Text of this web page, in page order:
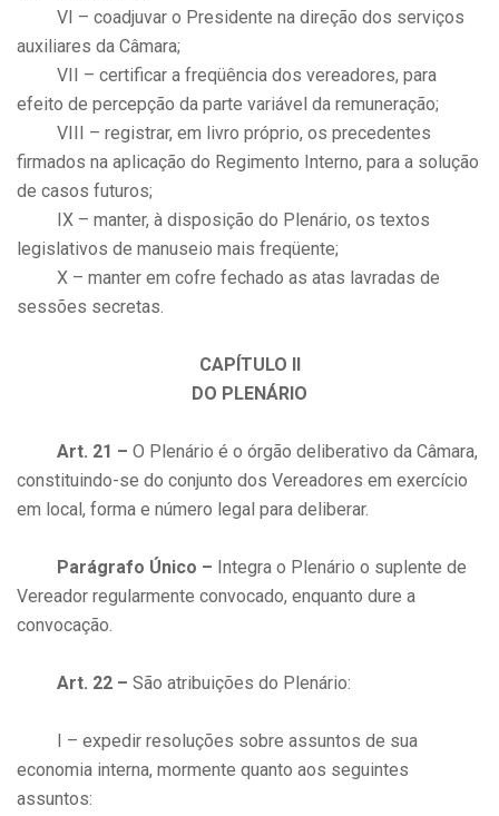
VI – coadjuvar o Presidente na direção dos serviços
auxiliares da Câmara;
VII – certificar a freqüência dos vereadores, para
efeito de percepção da parte variável da remuneração;
VIII – registrar, em livro próprio, os precedentes
firmados na aplicação do Regimento Interno, para a solução
de casos futuros;
IX – manter, à disposição do Plenário, os textos
legislativos de manuseio mais freqüente;
X – manter em cofre fechado as atas lavradas de
sessões secretas.
CAPÍTULO II
DO PLENÁRIO
Art. 21 – O Plenário é o órgão deliberativo da Câmara,
constituindo-se do conjunto dos Vereadores em exercício
em local, forma e número legal para deliberar.
Parágrafo Único – Integra o Plenário o suplente de
Vereador regularmente convocado, enquanto dure a
convocação.
Art. 22 – São atribuições do Plenário:
I – expedir resoluções sobre assuntos de sua
economia interna, mormente quanto aos seguintes
assuntos: